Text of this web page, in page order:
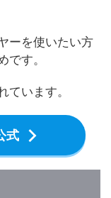
ーを使いたい方
です。
ています。
式